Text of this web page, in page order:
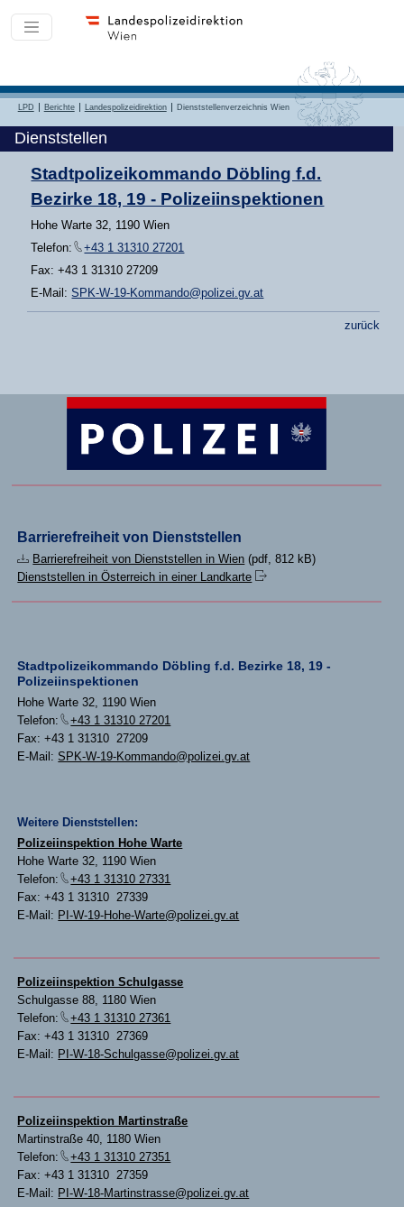
LPD Berichte Landespolizeidirektion Dienststellenverzeichnis Wien
Dienststellen
Stadtpolizeikommando Döbling f.d.
Bezirke 18, 19 - Polizeiinspektionen
Hohe Warte 32, 1190 Wien
Telefon:
+43 1 31310 27201
Fax: +43 1 31310 27209
E-Mail:SPK-W-19-Kommando@polizei.gv.at
zurück
Barrierefreiheit von Dienststellen
Barrierefreiheit von Dienststellen in Wien (pdf, 812 kB)
Dienststellen in Österreich in einer Landkarte
Stadtpolizeikommando Döbling f.d. Bezirke 18, 19 -
Polizeiinspektionen
Hohe Warte 32, 1190 Wien
Telefon:
+43 1 31310 27201
Fax: +43 1 31310 27209
E-Mail:SPK-W-19-Kommando@polizei.gv.at
Weitere Dienststellen:
Polizeiinspektion Hohe Warte
Hohe Warte 32, 1190 Wien
Telefon:
+43 1 31310 27331
Fax: +43 1 31310 27339
E-Mail: PI-W-19-Hohe-Warte@polizei.gv.at
Polizeiinspektion Schulgasse
Schulgasse 88, 1180 Wien
Telefon:
+43 1 31310 27361
Fax: +43 1 31310 27369
E-Mail: PI-W-18-Schulgasse@polizei.gv.at
Polizeiinspektion Martinstraße
Martinstraße 40, 1180 Wien
Telefon:
+43 1 31310 27351
Fax: +43 1 31310 27359
E-Mail: PI-W-18-Martinstrasse@polizei.gv.at